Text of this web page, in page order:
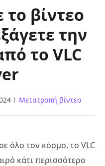
βίντεο
την
το VLC
Μετατροπή βίντεο
όλο τον κόσμο, το VLC
κάτι περισσότερο